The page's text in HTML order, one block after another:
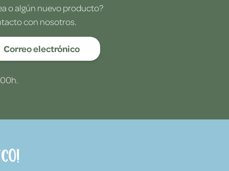
o algún nuevo producto?
con nosotros.
Correo electrónico